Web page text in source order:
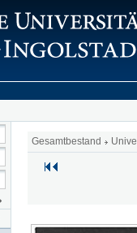
Gesamtbestand